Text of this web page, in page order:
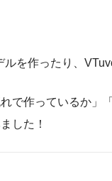
を作ったり、
で作っているか」
した！